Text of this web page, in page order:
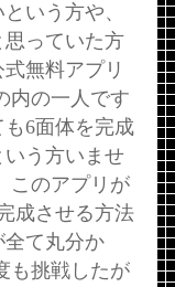
いう方や、
っていた方
無料アプリ
内の一人です
6面体を完成
う方いませ
このアプリが
成させる方法
て丸分か
も挑戦したが